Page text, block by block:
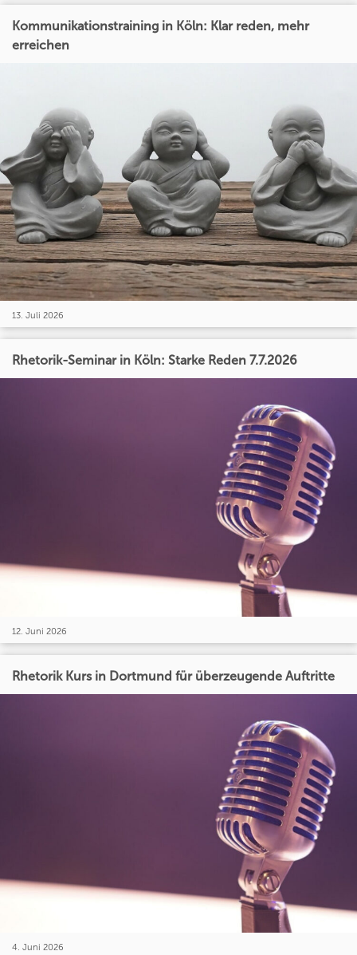
Kommunikationstraining in Köln: Klar reden, mehr
erreichen
13. Juli 2026
Rhetorik-Seminar in Köln: Starke Reden 7.7.2026
12. Juni 2026
Rhetorik Kurs in Dortmund für überzeugende Auftritte
4. Juni 2026